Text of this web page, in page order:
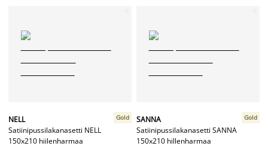
NELL
Satiinipussilakanasetti NELL
150x210 hiilenharmaa
Gold
SANNA
Satiinipussilakanasetti SANNA
150x210 hillenharmaa
Gold